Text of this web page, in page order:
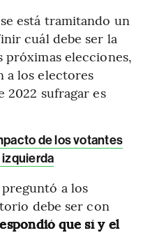
está tramitando un
cuál debe ser la
elecciones,
a los electores
2022 sufragar es
de los votantes
a los
debe ser con
que sí y el